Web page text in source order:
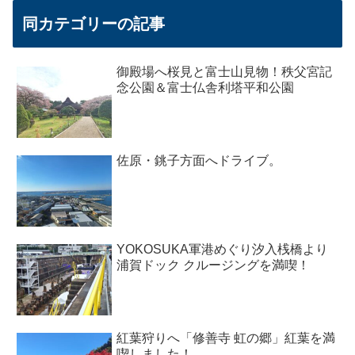
同カテゴリーの記事
御殿場へ桜見と富士山見物！秩父宮記
念公園＆富士仏舎利塔平和公園
佐原・銚子方面へドライブ。
YOKOSUKA軍港めぐり汐入桟橋より
浦賀ドック クルージングを満喫！
紅葉狩りへ「修善寺 虹の郷」紅葉を満